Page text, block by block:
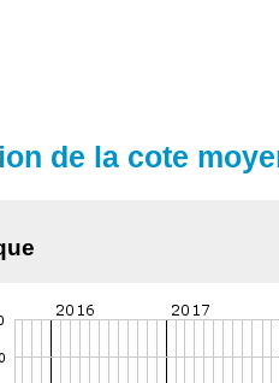
de la cote